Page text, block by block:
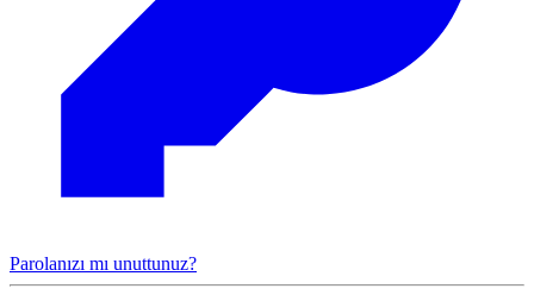
Parolanızı mı unuttunuz?